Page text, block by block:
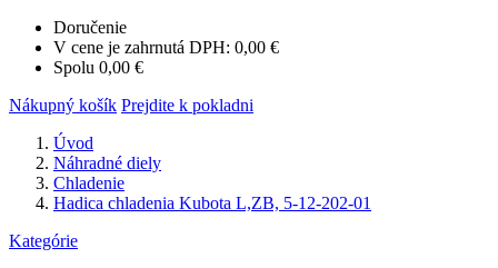
Doručenie
V cene je zahrnutá DPH: 0,00 €
Spolu 0,00 €
Nákupný košík Prejdite k pokladni
Úvod
Náhradné diely
Chladenie
Hadica chladenia Kubota L,ZB, 5-12-202-01
Kategórie